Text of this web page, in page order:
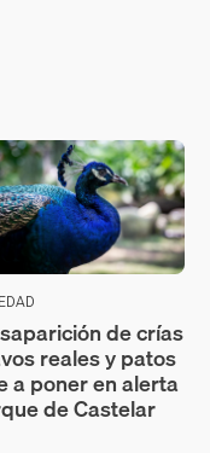
de crías
reales y patos
a poner en alerta
de Castelar